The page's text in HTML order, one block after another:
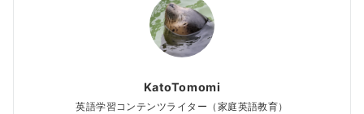
KatoTomomi
英語学習コンテンツライター（家庭英語教育）